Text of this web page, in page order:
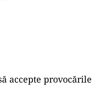
accepte provocările